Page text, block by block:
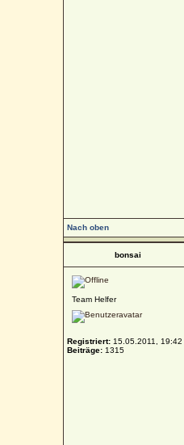
Nach oben
bonsai
Team Helfer
Registriert: 15.05.2011, 19:42
Beiträge: 1315